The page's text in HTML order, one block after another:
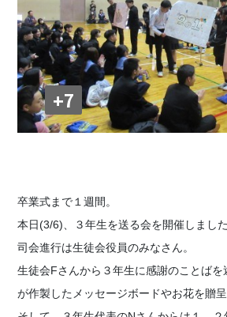
+7
卒業式まで１週間。
本日(3/6)、３年生を送る会を開催しました
司会進行は生徒会役員のみなさん。
生徒会Fさんから３年生に感謝のことば
が作製したメッセージボードやお花を贈呈